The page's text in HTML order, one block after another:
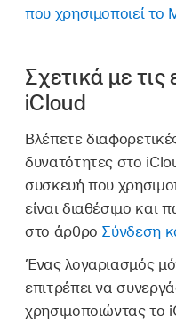
που χρησιμοποιεί το
Σχετικά με
iCloud
Βλέπετε
δυνατότητες στο
συσκευή που
είναι διαθέσιμο και
στο άρθρο Σύνδεση
Ένας λογαριασμός
επιτρέπει να
χρησιμοποιώντας το